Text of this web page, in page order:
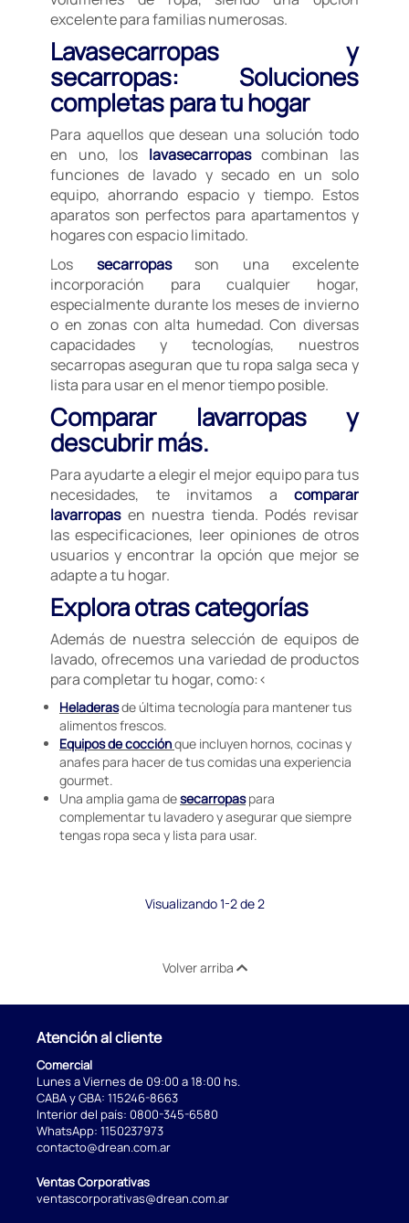
excelente para familias numerosas.
Lavasecarropas y
secarropas: Soluciones
completas para tu hogar
Para aquellos que desean una solución todo
en uno, los lavasecarropascombinan las
funciones de lavado y secado en un solo
equipo, ahorrando espacio y tiempo. Estos
aparatos son perfectos para apartamentos y
hogares con espacio limitado.
Los secarropasson una excelente
incorporación para cualquier hogar,
especialmente durante los meses de invierno
o en zonas con alta humedad. Con diversas
capacidades y tecnologías, nuestros
secarropas aseguran que tu ropa salga seca y
lista para usar en el menor tiempo posible.
Comparar lavarropas y
descubrir más.
Para ayudarte a elegir el mejor equipo para tus
necesidades, te invitamos a comparar
lavarropasen nuestra tienda. Podés revisar
las especificaciones, leer opiniones de otros
usuarios y encontrar la opción que mejor se
adapte a tu hogar.
Explora otras categorías
Además de nuestra selección de equipos de
lavado, ofrecemos una variedad de productos
para completar tu hogar, como:<
Heladerasde última tecnología para mantener tus
alimentos frescos.
Equipos de cocciónque incluyen hornos, cocinas y
anafes para hacer de tus comidas una experiencia
gourmet.
Una amplia gama desecarropaspara
complementar tu lavadero y asegurar que siempre
tengas ropa seca y lista para usar.
Visualizando 1-2 de 2
Volver arriba
Atención al cliente
Comercial
Lunes a Viernes de 09:00 a 18:00 hs.
CABA y GBA: 115246-8663
Interior del país: 0800-345-6580
WhatsApp: 1150237973
contacto@drean.com.ar
Ventas Corporativas
ventascorporativas@drean.com.ar